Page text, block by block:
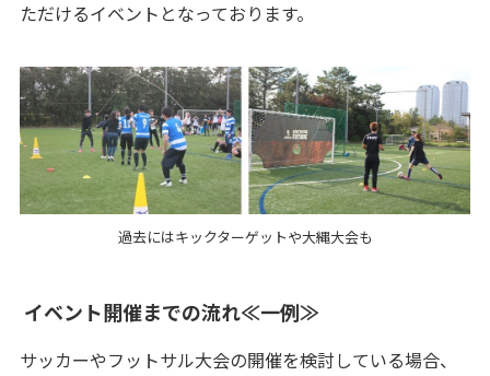
ただけるイベントとなっております。
過去にはキックターゲットや大縄大会も
イベント開催までの流れ≪一例≫
サッカーやフットサル大会の開催を検討している場合、